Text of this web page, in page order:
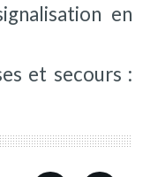
en
et secours :